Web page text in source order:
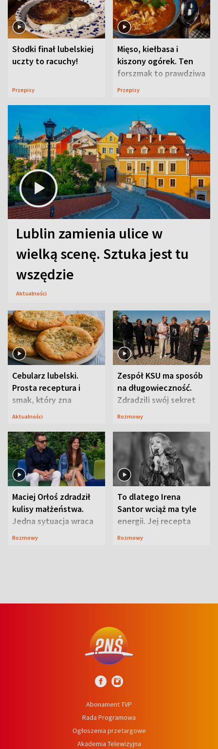
Słodki finał lubelskiej
uczty to racuchy!
Przepisy
Mięso, kiełbasa i
kiszony ogórek. Ten
forszmak to prawdziwa
uczta
Przepisy
Lublin zamienia ulice w
wielką scenę. Sztuka jest tu
wszędzie
Aktualności
Cebularz lubelski.
Prosta receptura i
smak, który zna
Lubelszczyzna
Aktualności
Zespół KSU ma sposób
na długowieczność.
Zdradzili swój sekret
Rozmowy
Maciej Orłoś zdradził
kulisy małżeństwa.
Jedna sytuacja wraca
jak bumerang
Rozmowy
To dlatego Irena
Santor wciąż ma tyle
energii. Jej recepta
jest zaskakująco
Rozmowy
Abonament TVP
Rada Programowa
Ogłoszenia przetargowe
Akademia Telewizyjna